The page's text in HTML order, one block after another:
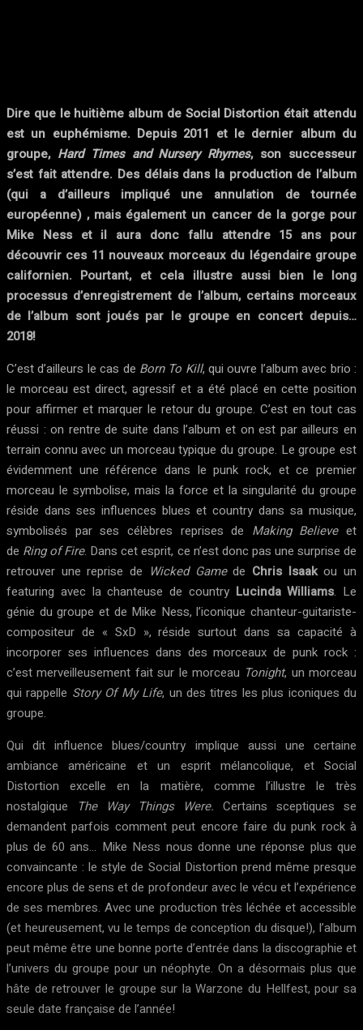
Dire que le huitième album de Social Distortion était attendu
est un euphémisme. Depuis 2011 et le dernier album du
groupe, Hard Times and Nursery Rhymes, son successeur
s’est fait attendre. Des délais dans la production de l’album
(qui a d’ailleurs impliqué une annulation de tournée
européenne) , mais également un cancer de la gorge pour
Mike Ness et il aura donc fallu attendre 15 ans pour
découvrir ces 11 nouveaux morceaux du légendaire groupe
californien. Pourtant, et cela illustre aussi bien le long
processus d’enregistrement de l’album, certains morceaux
de l’album sont joués par le groupe en concert depuis…
2018!
C’est d’ailleurs le cas de Born To Kill, qui ouvre l’album avec brio :
le morceau est direct, agressif et a été placé en cette position
pour affirmer et marquer le retour du groupe. C’est en tout cas
réussi : on rentre de suite dans l’album et on est par ailleurs en
terrain connu avec un morceau typique du groupe. Le groupe est
évidemment une référence dans le punk rock, et ce premier
morceau le symbolise, mais la force et la singularité du groupe
réside dans ses influences blues et country dans sa musique,
symbolisés par ses célèbres reprises de Making Believe et
de Ring of Fire. Dans cet esprit, ce n’est donc pas une surprise de
retrouver une reprise de Wicked Gamede Chris Isaakou un
featuring avec la chanteuse de country Lucinda Williams. Le
génie du groupe et de Mike Ness, l’iconique chanteur-guitariste-
compositeur de « SxD », réside surtout dans sa capacité à
incorporer ses influences dans des morceaux de punk rock :
c’est merveilleusement fait sur le morceau Tonight, un morceau
qui rappelle Story Of My Life, un des titres les plus iconiques du
groupe.
Qui dit influence blues/country implique aussi une certaine
ambiance américaine et un esprit mélancolique, et Social
Distortion excelle en la matière, comme l’illustre le très
nostalgique
The Way Things Were. Certains sceptiques se
demandent parfois comment peut encore faire du punk rock à
plus de 60 ans… Mike Ness nous donne une réponse plus que
convaincante : le style de Social Distortion prend même presque
encore plus de sens et de profondeur avec le vécu et l’expérience
de ses membres. Avec une production très léchée et accessible
(et heureusement, vu le temps de conception du disque!), l’album
peut même être une bonne porte d’entrée dans la discographie et
l’univers du groupe pour un néophyte. On a désormais plus que
hâte de retrouver le groupe sur la Warzone du Hellfest, pour sa
seule date française de l’année!